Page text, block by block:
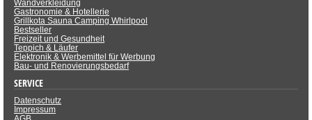
Wandverkleidung
Gastronomie & Hotellerie
Grillkota Sauna Camping Whirlpool
Bestseller
Freizeit und Gesundheit
Teppich & Läufer
Elektronik & Werbemittel für Werbung
Bau- und Renovierungsbedarf
SERVICE
Datenschutz
Impressum